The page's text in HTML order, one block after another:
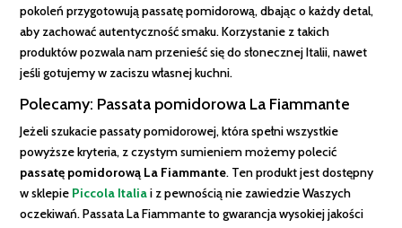
pokoleń przygotowują passatę pomidorową, dbając o każdy detal,
aby zachować autentyczność smaku. Korzystanie z takich
produktów pozwala nam przenieść się do słonecznej Italii, nawet
jeśli gotujemy w zaciszu własnej kuchni.
Polecamy: Passata pomidorowa La Fiammante
Jeżeli szukacie passaty pomidorowej, która spełni wszystkie
powyższe kryteria, z czystym sumieniem możemy polecić
passatę pomidorową La Fiammante. Ten produkt jest dostępny
w sklepie Piccola Italiai z pewnością nie zawiedzie Waszych
oczekiwań. Passata La Fiammante to gwarancja wysokiej jakości